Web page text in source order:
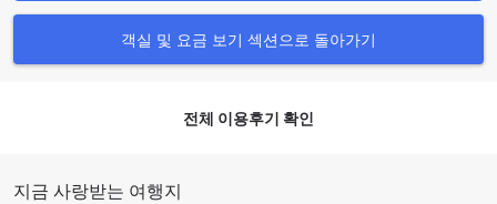
어 언제든 원하는 음료와 간식을 즐기실 수 있습니다. 또한, 무
료 생수와 일일 신문 서비스가 제공되어 고객의 편의를 더합니
파크 플라자 찬디가르 지락푸르에서는 다양한 식사 옵션과 편
객실 및 요금 보기 섹션으로 돌아가기
전체 이용후기 확인
지금 사랑받는 여행지